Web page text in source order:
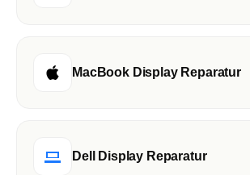
MacBook Display Reparatur
Dell Display Reparatur